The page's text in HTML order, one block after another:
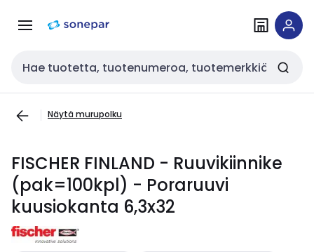
navigointiinsisältöön
Haku
Näytä murupolku
FISCHER FINLAND - Ruuvikiinnike
(pak=100kpl) - Poraruuvi
kuusiokanta 6,3x32